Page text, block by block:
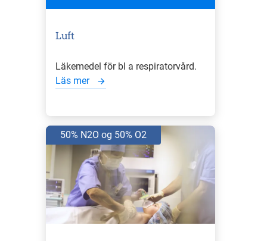
Luft
Läkemedel för bl a respiratorvård.
Läs mer
50% N2O og 50% O2